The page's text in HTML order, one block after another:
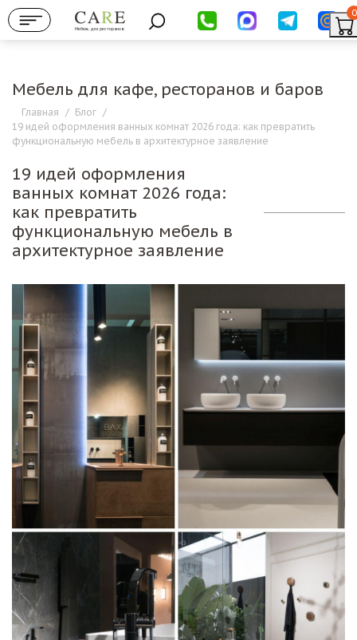
Мебель для ресторанов
0
Мебель для кафе, ресторанов и баров
Главная / Блог /
19 идей оформления ванных комнат 2026 года: как превратить
функциональную мебель в архитектурное заявление
19 идей оформления
ванных комнат 2026 года:
как превратить
функциональную мебель в
архитектурное заявление